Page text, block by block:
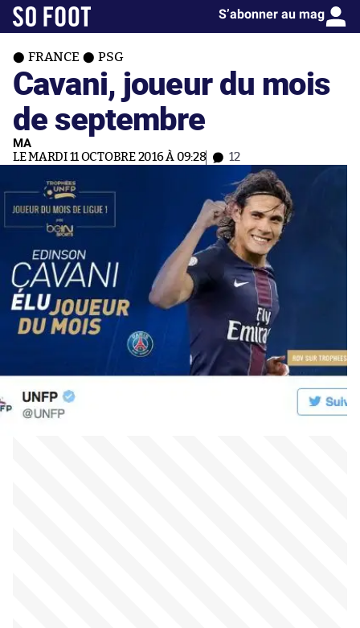
S’abonner au mag
FRANCE PSG
Cavani, joueur du mois
de septembre
MA
LE MARDI 11 OCTOBRE 2016 À 09:28 12